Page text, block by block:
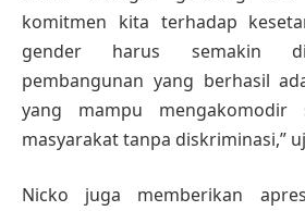
komitmen kita terhadap
gender harus semakin
pembangunan yang berhasil
yang mampu mengakomodir
masyarakat tanpa diskriminasi,”
Nicko juga memberikan